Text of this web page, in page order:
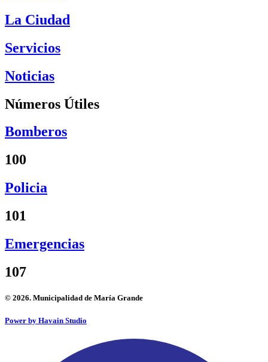
La Ciudad
Servicios
Noticias
Números Útiles
Bomberos
100
Policia
101
Emergencias
107
© 2026. Municipalidad de María Grande
Power by Havain Studio